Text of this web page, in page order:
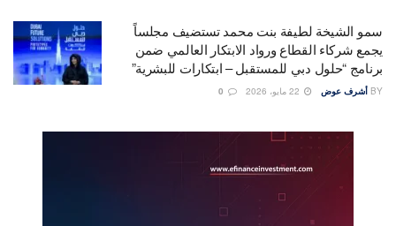
سمو الشيخة لطيفة بنت محمد تستضيف مجلساً
يجمع شركاء القطاع ورواد الابتكار العالمي ضمن
برنامج “حلول دبي للمستقبل – ابتكارات للبشرية”
BY أشرف عوض